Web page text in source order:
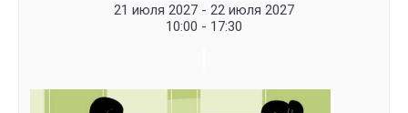
21 июля 2027 - 22 июля 2027
10:00 - 17:30